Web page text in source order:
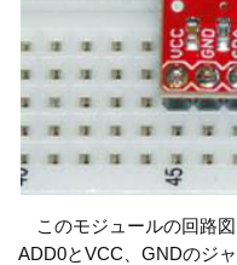
このモジュールの回路
ADD0とVCC、GNDのジ